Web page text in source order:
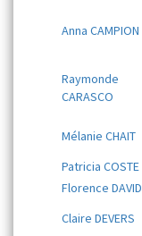
Anna CAMPION
Raymonde
CARASCO
Mélanie CHAIT
Patricia COSTE
Florence DAVID
Claire DEVERS